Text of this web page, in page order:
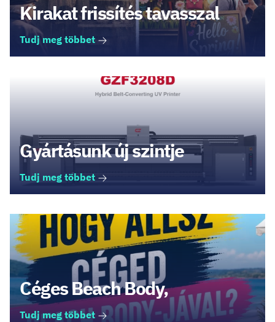
Kirakat frissítés tavasszal
Tudj meg többet
Gyártásunk új szintje
Tudj meg többet
Céges Beach Body,
Tudj meg többet